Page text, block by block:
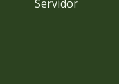
Servidor